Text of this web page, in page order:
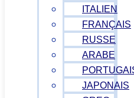
ITALIEN
FRANÇAIS
RUSSE
ARABE
JAPONAIS